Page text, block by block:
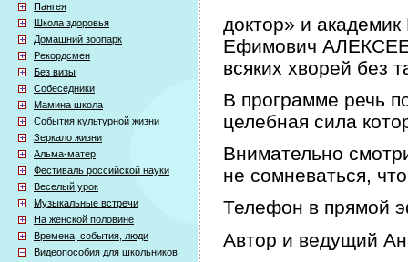
Пангея
Школа здоровья
Домашний зоопарк
Рекордсмен
Без визы
Собеседники
Мамина школа
События культурной жизни
Зеркало жизни
Альма-матер
Фестиваль российской науки
Веселый урок
Музыкальные встречи
На женской половине
Времена, события, люди
Видеопособия для школьников
доктор» и
Ефимович
всяких хворей без
В программе речь
целебная сила
Внимательно
не сомневаться,
Телефон в прямой
Автор и ведущий